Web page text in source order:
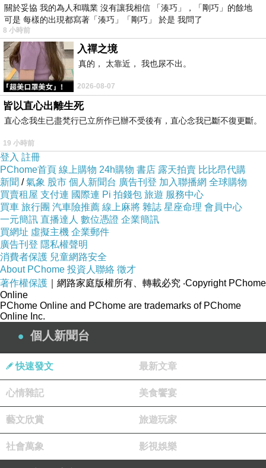
不過熱歸熱，它的影響力到底有多少，恐怕還有
待觀察，尤其它的立場太過偏頗，又拿許多政治
人物避之唯恐不及的媒體人(包括記者、主持人
等)當靶子，不過，由於這樣的關係，我還真想看
看它還會批評哪些媒體人。
以它內容的政治五燈獎中固定每集評鑑三位立委
完，所以我們還有得看。
今天新聞報導說第三、四集要出版了，大家可以
去注意一下，不過花150買一片太浪費了，想辦
法拿二手(應該知道這是什麼意思吧)的就好了~~~
當然，如果你想資助這台灣媒體革命工作室，當
然多買多好囉~~~
關於妥協 我的為人和職業 沒有讓我相信 「湊巧」，「剛巧」的餘地
可是 每樣的出現都寫著「湊巧」「剛巧」 於是 我問了
8 小時前
入禪之境
真的， 太靠近， 我也尿不出。
2026-08-07
皆以直心出離生死
直心念我生已盡梵行已立所作已辦不受後有，直心念我已斷不復更斷。
19 小時前
登入 註冊
PChome首頁 線上購物 24h購物 書店 露天拍賣 比比昂代購
新聞 /氣象 股市 個人新聞台 廣告刊登 加入聯播網 全球購物
買賣租屋 支付連 國際連 Pi 拍錢包 旅遊 服務中心
買車 旅行團 汽車險推薦 線上麻將 雜誌 星座命理 會員中心
一元簡訊 直播達人 數位憑證 企業簡訊
買網址 虛擬主機 企業郵件
廣告刊登 隱私權聲明
消費者保護 兒童網路安全
About PChome 投資人聯絡 徵才
著作權保護 ｜網路家庭版權所有、轉載必究 ‧Copyright PChome
Online
PChome Online and PChome are trademarks of PChome
Online Inc.
個人新聞台
快速發文 最新文章
心情雜記 美食饗宴
藝文欣賞 旅遊玩家
社會萬象 影視娛樂